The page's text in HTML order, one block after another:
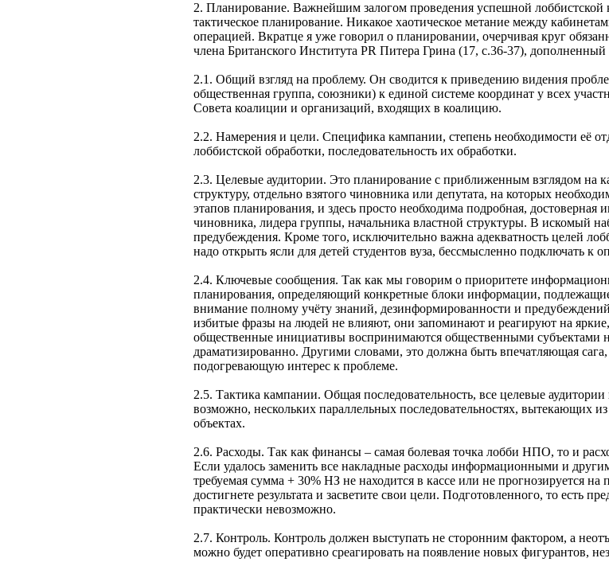
2. Планирование. Важнейшим залогом проведения успешной лоббистской
тактическое планирование. Никакое хаотическое метание между
операцией. Вкратце я уже говорил о планировании, очерчивая круг
члена Британского Института PR Питера Грина (17, с.36-37),
2.1. Общий взгляд на проблему. Он сводится к приведению видения
общественная группа, союзники) к единой системе координат у всех
Совета коалиции и организаций, входящих в коалицию.
2.2. Намерения и цели. Специфика кампании, степень необходимости её
лоббистской обработки, последовательность их обработки.
2.3. Целевые аудитории. Это планирование с приближенным взглядом на
структуру, отдельно взятого чиновника или депутата, на которых
этапов планирования, и здесь просто необходима подробная,
чиновника, лидера группы, начальника властной структуры. В искомый
предубеждения. Кроме того, исключительно важна адекватность целей
надо открыть ясли для детей студентов вуза, бессмысленно подключать
2.4. Ключевые сообщения. Так как мы говорим о приоритете
планирования, определяющий конкретные блоки информации,
внимание полному учёту знаний, дезинформированности и
избитые фразы на людей не влияют, они запоминают и реагируют на
общественные инициативы воспринимаются общественными субъектами
драматизированно. Другими словами, это должна быть впечатляющая
подогревающую интерес к проблеме.
2.5. Тактика кампании. Общая последовательность, все целевые
возможно, нескольких параллельных последовательностях, вытекающих
объектах.
2.6. Расходы. Так как финансы – самая болевая точка лобби НПО, то и
Если удалось заменить все накладные расходы информационными и
требуемая сумма + 30% НЗ не находится в кассе или не прогнозируется
достигнете результата и засветите свои цели. Подготовленного, то есть
практически невозможно.
2.7. Контроль. Контроль должен выступать не сторонним фактором, а
можно будет оперативно среагировать на появление новых фигурантов,